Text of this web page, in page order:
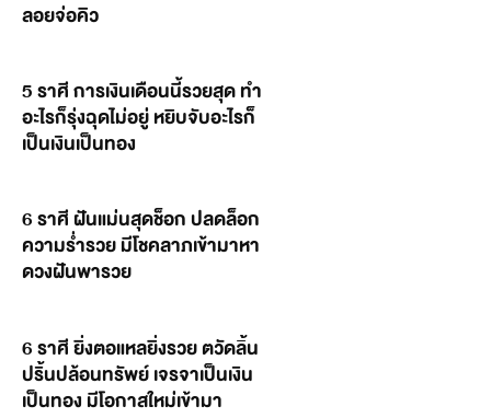
ลอยจ่อคิว
5 ราศี การเงินเดือนนี้รวยสุด ทำ
อะไรก็รุ่งฉุดไม่อยู่ หยิบจับอะไรก็
เป็นเงินเป็นทอง
6 ราศี ฝันแม่นสุดช็อก ปลดล็อก
ความร่ำรวย มีโชคลาภเข้ามาหา
ดวงฝันพารวย
6 ราศี ยิ่งตอแหลยิ่งรวย ตวัดลิ้น
ปริ้นปล้อนทรัพย์ เจรจาเป็นเงิน
เป็นทอง มีโอกาสใหม่เข้ามา